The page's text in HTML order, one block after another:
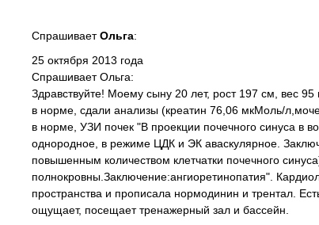
СпрашиваетОльга:
25 октября 2013 года
Спрашивает Ольга:
Здравствуйте! Моему сыну 20 лет, рост 197 см, вес
в норме, сдали анализы (креатин 76,06 мкМоль/
в норме, УЗИ почек "В проекции почечного синуса в
однородное, в режиме ЦДК и ЭК аваскулярное.
повышенным количеством клетчатки почечного
полнокровны.Заключение:ангиоретинопатия".
пространства и прописала нормодинин и трентал.
ощущает, посещает тренажерный зал и бассейн.